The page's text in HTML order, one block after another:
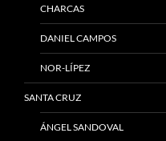
CHARCAS
DANIEL CAMPOS
NOR-LÍPEZ
SANTA CRUZ
ÁNGEL SANDOVAL